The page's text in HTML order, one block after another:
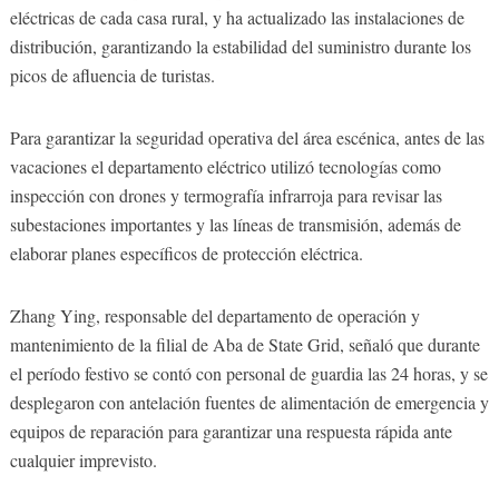
eléctricas de cada casa rural, y ha actualizado las instalaciones de
distribución, garantizando la estabilidad del suministro durante los
picos de afluencia de turistas.
Para garantizar la seguridad operativa del área escénica, antes de las
vacaciones el departamento eléctrico utilizó tecnologías como
inspección con drones y termografía infrarroja para revisar las
subestaciones importantes y las líneas de transmisión, además de
elaborar planes específicos de protección eléctrica.
Zhang Ying, responsable del departamento de operación y
mantenimiento de la filial de Aba de State Grid, señaló que durante
el período festivo se contó con personal de guardia las 24 horas, y se
desplegaron con antelación fuentes de alimentación de emergencia y
equipos de reparación para garantizar una respuesta rápida ante
cualquier imprevisto.